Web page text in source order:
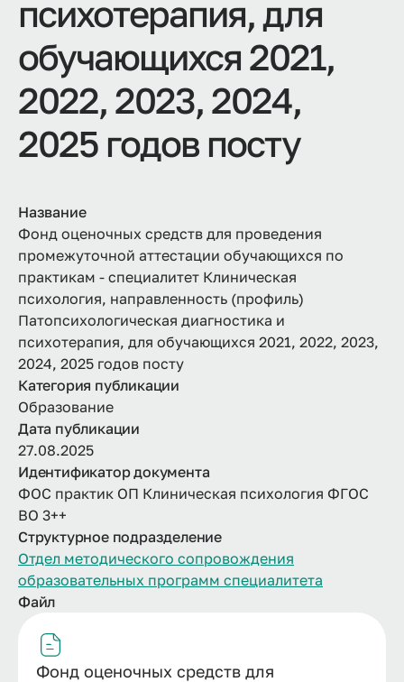
психотерапия, для
обучающихся 2021,
2022, 2023, 2024,
2025 годов посту
Название
Фонд оценочных средств для проведения
промежуточной аттестации обучающихся по
практикам - специалитет Клиническая
психология, направленность (профиль)
Патопсихологическая диагностика и
психотерапия, для обучающихся 2021, 2022, 2023,
2024, 2025 годов посту
Категория публикации
Образование
Дата публикации
27.08.2025
Идентификатор документа
ФОС практик ОП Клиническая психология ФГОС
ВО 3++
Структурное подразделение
Отдел методического сопровождения
образовательных программ специалитета
Файл
Фонд оценочных средств для